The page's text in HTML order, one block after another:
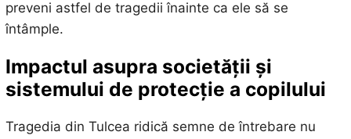
preveni astfel de tragedii înainte ca ele să se
întâmple.
Impactul asupra societății și
sistemului de protecție a copilului
Tragedia din Tulcea ridică semne de întrebare nu